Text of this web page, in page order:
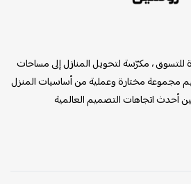
، مكرّسة لتحويل المنازل إلى مساحات
مجموعة مختارة وعملية من أساسيات المنزل
أحدث اتجاهات التصميم العالمية